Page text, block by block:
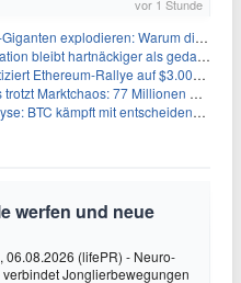
vor 1 Stunde
Warum dieser Rekord-Tag die KI-Branche erschüttert
als gedacht – 2027 wird zum kritischen Test
auf $3.000 nach entscheidendem On-Chain-Ausbruch
77 Millionen Pfund Gewinn im ersten Halbjahr
$65K-Hürde, während sich ein Liquidationscluster aufbaut
werfen und neue
06.08.2026 (lifePR) - Neuro-
Jonglierbewegungen